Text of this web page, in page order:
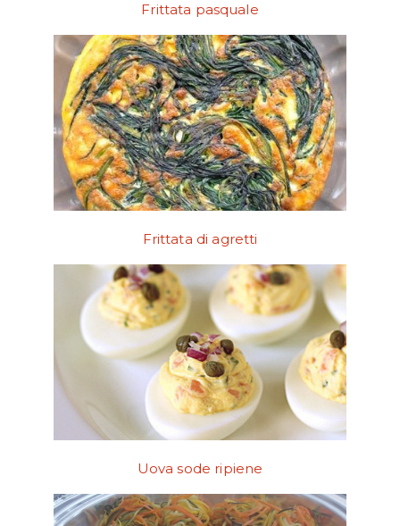
Frittata pasquale
Frittata di agretti
Uova sode ripiene